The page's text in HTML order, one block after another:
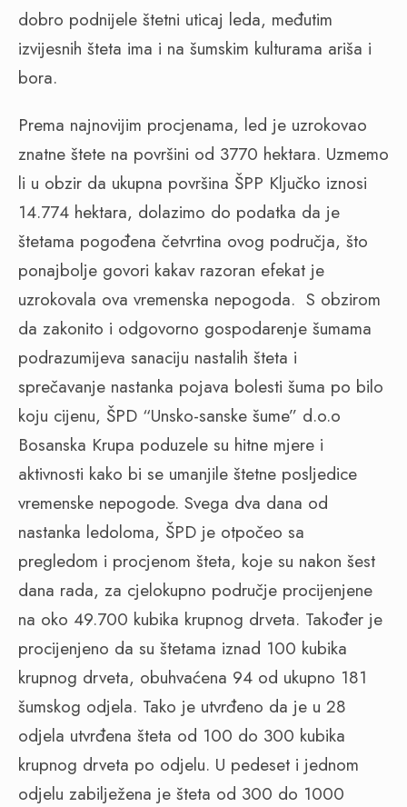
dobro podnijele štetni uticaj leda, međutim
izvijesnih šteta ima i na šumskim kulturama ariša i
bora.
Prema najnovijim procjenama, led je uzrokovao
znatne štete na površini od 3770 hektara. Uzmemo
li u obzir da ukupna površina ŠPP Ključko iznosi
14.774 hektara, dolazimo do podatka da je
štetama pogođena četvrtina ovog područja, što
ponajbolje govori kakav razoran efekat je
uzrokovala ova vremenska nepogoda. S obzirom
da zakonito i odgovorno gospodarenje šumama
podrazumijeva sanaciju nastalih šteta i
sprečavanje nastanka pojava bolesti šuma po bilo
koju cijenu, ŠPD “Unsko-sanske šume” d.o.o
Bosanska Krupa poduzele su hitne mjere i
aktivnosti kako bi se umanjile štetne posljedice
vremenske nepogode. Svega dva dana od
nastanka ledoloma, ŠPD je otpočeo sa
pregledom i procjenom šteta, koje su nakon šest
dana rada, za cjelokupno područje procijenjene
na oko 49.700 kubika krupnog drveta. Također je
procijenjeno da su štetama iznad 100 kubika
krupnog drveta, obuhvaćena 94 od ukupno 181
šumskog odjela. Tako je utvrđeno da je u 28
odjela utvrđena šteta od 100 do 300 kubika
krupnog drveta po odjelu. U pedeset i jednom
odjelu zabilježena je šteta od 300 do 1000